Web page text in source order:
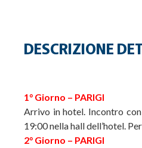
DESCRIZIONE
1° Giorno – PARIGI
Arrivo in hotel. Incontro
19:00 nella hall dell’hotel.
2° Giorno – PARIGI